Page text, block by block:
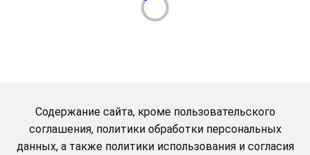
Содержание сайта, кроме пользовательского
соглашения, политики обработки персональных
данных, а также политики использования и согласия